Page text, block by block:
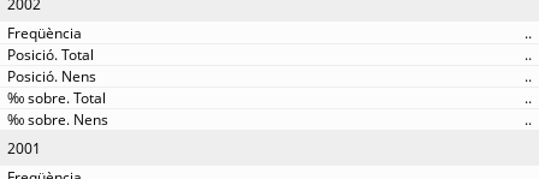
2002
..
..
..
..
..
2001